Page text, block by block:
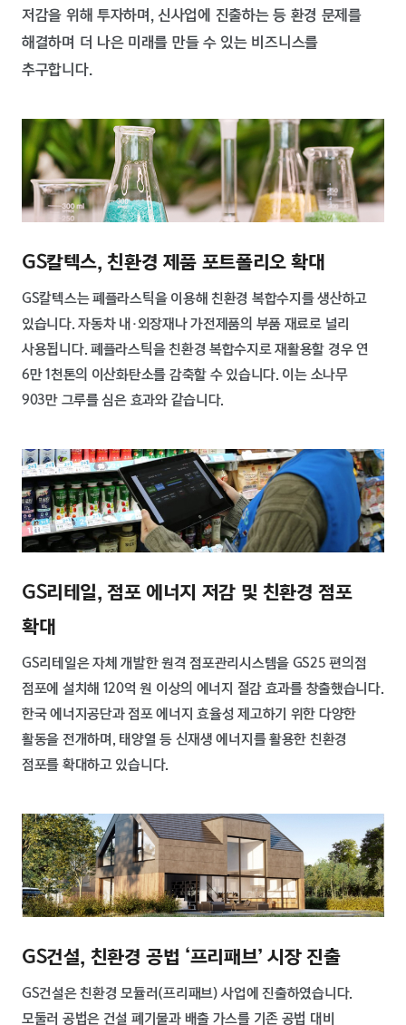
저감을 위해 투자하며, 신사업에 진출하는 등 환경 문제를
해결하며 더 나은 미래를 만들 수 있는 비즈니스를
추구합니다.
GS칼텍스, 친환경 제품 포트폴리오 확대
GS칼텍스는 폐플라스틱을 이용해 친환경 복합수지를 생산하고
있습니다. 자동차 내·외장재나 가전제품의 부품 재료로 널리
사용됩니다. 폐플라스틱을 친환경 복합수지로 재활용할 경우 연
6만 1천톤의 이산화탄소를 감축할 수 있습니다. 이는 소나무
903만 그루를 심은 효과와 같습니다.
GS리테일, 점포 에너지 저감 및 친환경 점포
확대
GS리테일은 자체 개발한 원격 점포관리시스템을 GS25 편의점
점포에 설치해 120억 원 이상의 에너지 절감 효과를 창출했습니다.
한국 에너지공단과 점포 에너지 효율성 제고하기 위한 다양한
활동을 전개하며, 태양열 등 신재생 에너지를 활용한 친환경
점포를 확대하고 있습니다.
GS건설, 친환경 공법 ‘프리패브’ 시장 진출
GS건설은 친환경 모듈러(프리패브) 사업에 진출하였습니다.
모둘러 공법은 건설 폐기물과 배출 가스를 기존 공법 대비